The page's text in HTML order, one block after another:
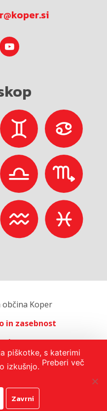
občina Koper
in zasebnost
piškotke, s katerimi
izkušnjo. Preberi več
Zavrni